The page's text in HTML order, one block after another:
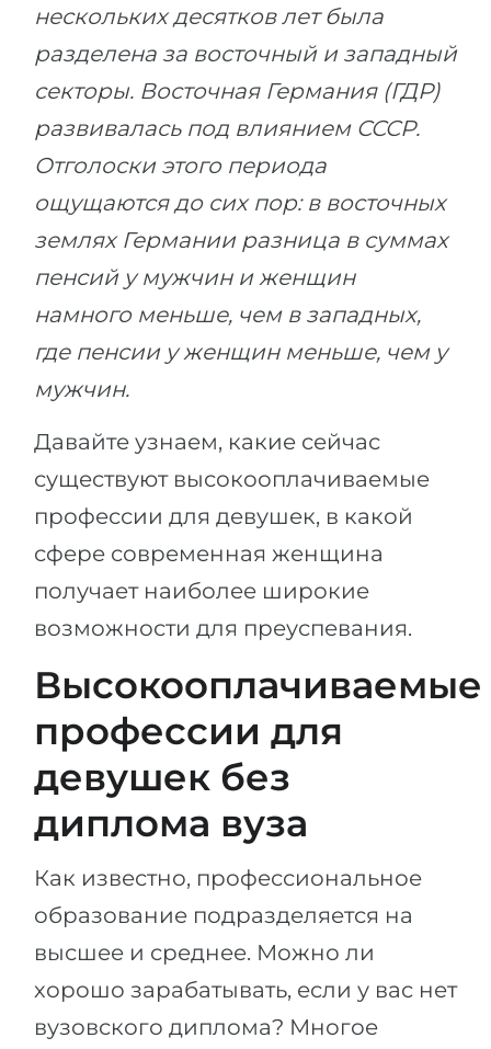
нескольких десятков лет была
разделена за восточный и западный
секторы. Восточная Германия (ГДР)
развивалась под влиянием СССР.
Отголоски этого периода
ощущаются до сих пор: в восточных
землях Германии разница в суммах
пенсий у мужчин и женщин
намного меньше, чем в западных,
где пенсии у женщин меньше, чем у
мужчин.
Давайте узнаем, какие сейчас
существуют высокооплачиваемые
профессии для девушек, в какой
сфере современная женщина
получает наиболее широкие
возможности для преуспевания.
Высокооплачиваемые
профессии для
девушек без
диплома вуза
Как известно, профессиональное
образование подразделяется на
высшее и среднее. Можно ли
хорошо зарабатывать, если у вас нет
вузовского диплома? Многое